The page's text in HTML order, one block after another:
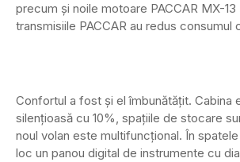
precum și noile motoare PACCAR MX-13
transmisiile PACCAR au redus consumul
Confortul a fost și el îmbunătățit. Cabina
silențioasă cu 10%, spațiile de stocare
noul volan este multifuncțional. În
loc un panou digital de instrumente cu